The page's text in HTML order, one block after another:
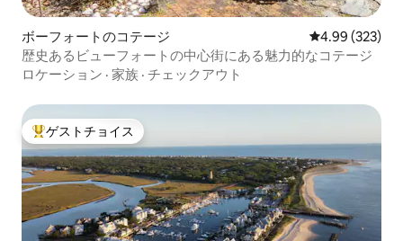
ボーフォートのコテージ レビュー323
4.99 (323)
歴史あるビューフォートの中心街にある魅力的なコテージ
ロケーション · 家族 · チェックアウト
大好評のゲストチョイスです。
ゲストチョイス